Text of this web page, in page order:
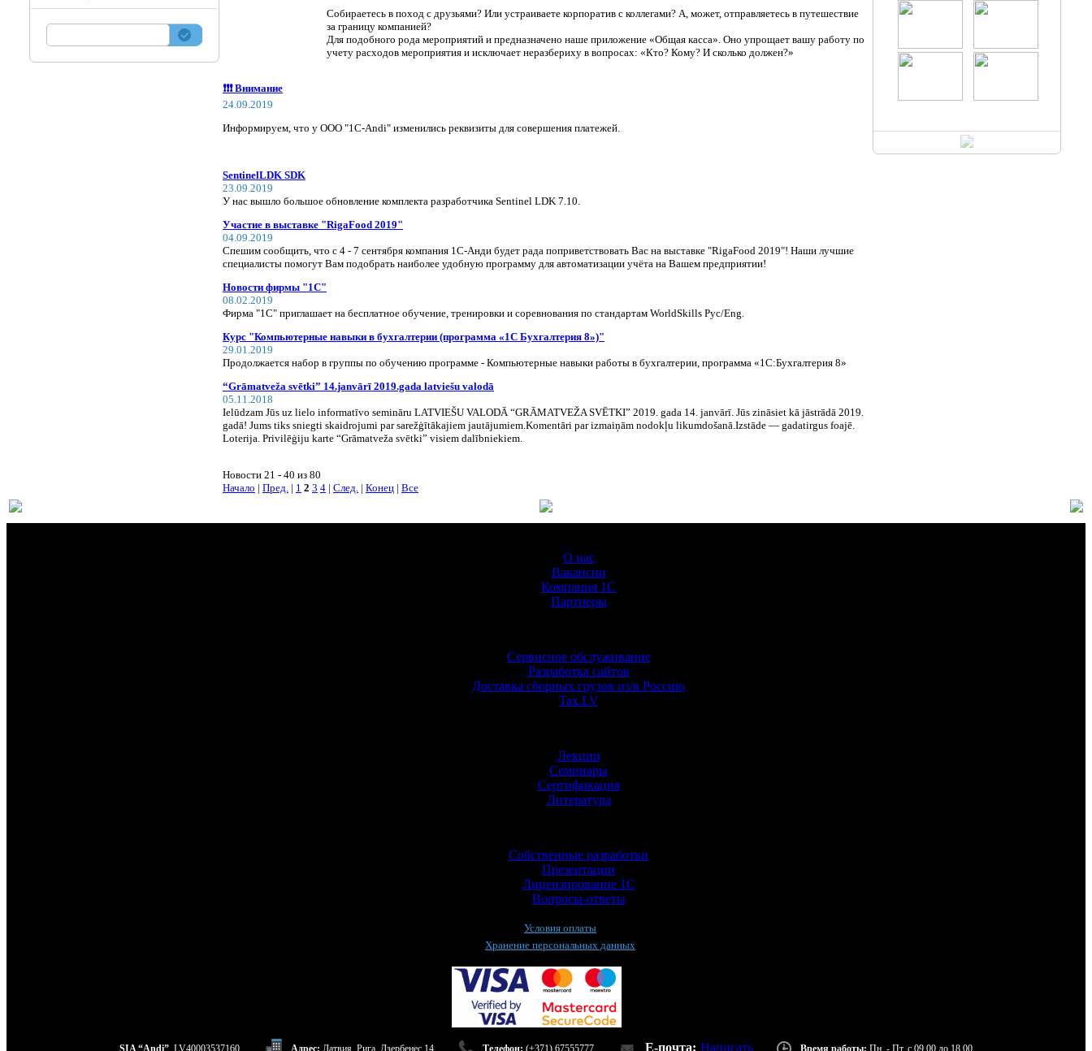
Собираетесь в поход с друзьями? Или устраиваете корпоратив с коллегами? А, может, отправляетесь в путешествие
за границу компанией?
Для подобного рода мероприятий и предназначено наше приложение «Общая касса». Оно упрощает вашу работу по
учету расходов мероприятия и исключает неразбериху в вопросах: «Кто? Кому? И сколько должен?»
❗️❗️❗️ Внимание
24.09.2019
Информируем, что у ООО "1C-Andi" изменились реквизиты для совершения платежей.
SentinelLDK SDK
23.09.2019
У нас вышло большое обновление комплекта разработчика Sentinel LDK 7.10.
Участие в выставке "RigaFood 2019"
04.09.2019
Спешим сообщить, что с 4 - 7 сентября компания 1С-Анди будет рада поприветствовать Вас на выставке "RigaFood 2019"! Наши лучшие
специалисты помогут Вам подобрать наиболее удобную программу для автоматизации учёта на Вашем предприятии!
Новости фирмы "1С"
08.02.2019
Фирма "1С" приглашает на бесплатное обучение, тренировки и соревнования по стандартам WorldSkills Рус/Eng.
Курс "Компьютерные навыки в бухгалтерии (программа «1С Бухгалтерия 8»)"
29.01.2019
Продолжается набор в группы по обучению программе - Компьютерные навыки работы в бухгалтерии, программа «1С:Бухгалтерия 8»
“Grāmatveža svētki” 14.janvārī 2019.gada latviešu valodā
05.11.2018
Ielūdzam Jūs uz lielo informatīvo semināru LATVIEŠU VALODĀ “GRĀMATVEŽA SVĒTKI” 2019. gada 14. janvārī. Jūs zināsiet kā jāstrādā 2019.
gadā! Jums tiks sniegti skaidrojumi par sarežģītākajiem jautājumiem.Komentāri par izmaiņām nodokļu likumdošanā.Izstāde — gadatirgus foajē.
Loterija. Privilēģiju karte “Grāmatveža svētki” visiem dalībniekiem.
Новости 21 - 40 из 80
Начало | Пред. | 1 2 3 4 | След. | Конец | Все
О нас
Вакансии
Компания 1С
Партнеры
Сервисное обслуживание
Разработка сайтов
Доставка сборных грузов из/в Россию
Tax.LV
Лекции
Семинары
Сертификация
Литература
Собственные разработки
Презентации
Лицензирование 1С
Вопросы-ответы
Условия оплаты
Хранение персональных данных
SIA “Andi” , LV40003537160 Адрес: Латвия, Рига, Дзербенес 14 Телефон: (+371) 67555777 E-почта: Написать Время работы: Пн. - Пт. с 09.00 до 18.00